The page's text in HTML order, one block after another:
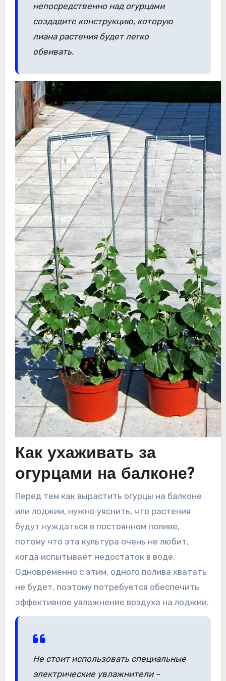
непосредственно над огурцами
создадите конструкцию, которую
лиана растения будет легко
обвивать.
Как ухаживать за
огурцами на балконе?
Перед тем как вырастить огурцы на балконе
или лоджии, нужно уяснить, что растения
будут нуждаться в постоянном поливе,
потому что эта культура очень не любит,
когда испытывает недостаток в воде.
Одновременно с этим, одного полива хватать
не будет, поэтому потребуется обеспечить
эффективное увлажнение воздуха на лоджии.
Не стоит использовать специальные
электрические увлажнители –